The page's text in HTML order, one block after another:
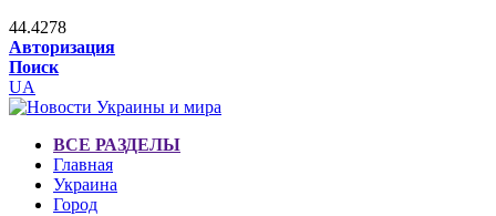
44.4278
Авторизация
Поиск
UA
ВСЕ РАЗДЕЛЫ
Главная
Украина
Город